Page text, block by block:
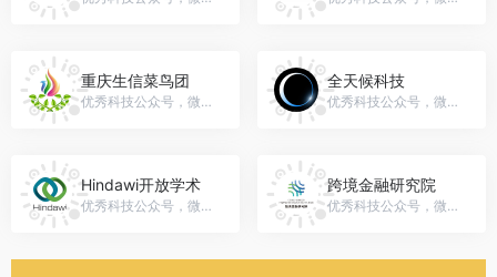
重庆生信菜鸟团
优秀科技公众号，微信号：chongqingcainiaotuan
全天候科技
优秀科技公众号，微信号：iawtmt
Hindawi开放学术
优秀科技公众号，微信号：gh_...
跨境金融研究院
优秀科技公众号，微信号：gh_55fa21a3abd7